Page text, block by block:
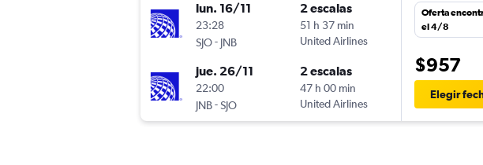
lun. 16/11
23:28
SJO- JNB
2 escalas
51 h 37 min
United Airlines
jue. 26/11
22:00
JNB-SJO
2 escalas
47 h 00 min
United Airlines
Oferta
el 4/8
$957
Elegir